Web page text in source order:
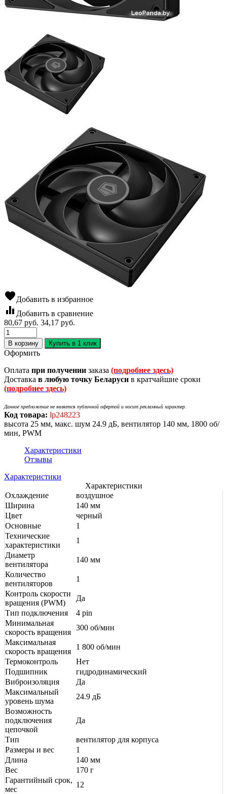
favoriteДобавить в избранное
equalizer Добавить в сравнение
80,67 руб. 34,17 руб.
В корзину Купить в 1 клик
Оформить
Оплата при получении заказа (подробнее здесь)
Доставка в любую точку Беларуси в кратчайшие сроки
(подробнее здесь)
Данное предложение не является публичной офертой и носит рекламный характер.
Код товара: lp248223
высота 25 мм, макс. шум 24.9 дБ, вентилятор 140 мм, 1800 об/
мин, PWM
Характеристики
Отзывы
Характеристики
Характеристики
Охлаждение
воздушное
Ширина
140 мм
Цвет
черный
Основные
1
Технические
характеристики
1
Диаметр
вентилятора
140 мм
Количество
вентиляторов
1
Контроль скорости
вращения (PWM)
Да
Тип подключения
4 pin
Минимальная
скорость вращения
300 об/мин
Максимальная
скорость вращения
1 800 об/мин
Термоконтроль
Нет
Подшипник
гидродинамический
Виброизоляция
Да
Максимальный
уровень шума
24.9 дБ
Возможность
подключения
цепочкой
Да
Тип
вентилятор для корпуса
Размеры и вес
1
Длина
140 мм
Вес
170 г
Гарантийный срок,
мес
12